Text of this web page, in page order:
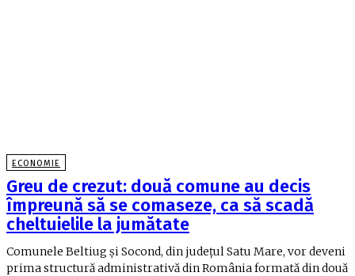
ECONOMIE
Greu de crezut: două comune au decis
împreună să se comaseze, ca să scadă
cheltuielile la jumătate
Comunele Beltiug și Socond, din județul Satu Mare, vor deveni
prima structură administrativă din România formată din două